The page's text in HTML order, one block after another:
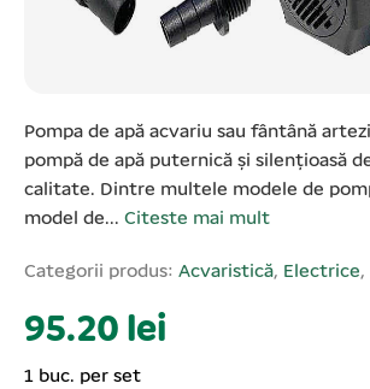
Pompa de apă acvariu sau fântână
pompă de apă puternică și silențioasă
calitate. Dintre multele modele de
model de... Citeste mai mult
Categorii produs: Acvaristică, Electrice,
95.20 lei
1 buc. per set